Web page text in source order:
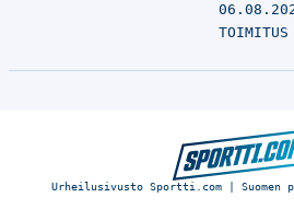
TOIMITUS
Urheilusivusto Sportti.com | Suomen